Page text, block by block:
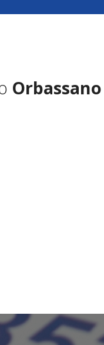
Orbassano